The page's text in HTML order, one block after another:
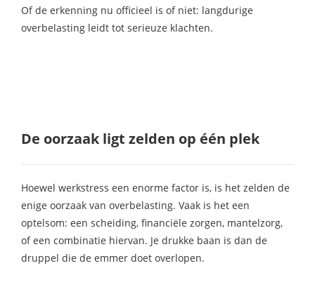
Of de erkenning nu officieel is of niet: langdurige
overbelasting leidt tot serieuze klachten.
De oorzaak ligt zelden op één plek
Hoewel werkstress een enorme factor is, is het zelden de
enige oorzaak van overbelasting. Vaak is het een
optelsom: een scheiding, financiële zorgen, mantelzorg,
of een combinatie hiervan. Je drukke baan is dan de
druppel die de emmer doet overlopen.